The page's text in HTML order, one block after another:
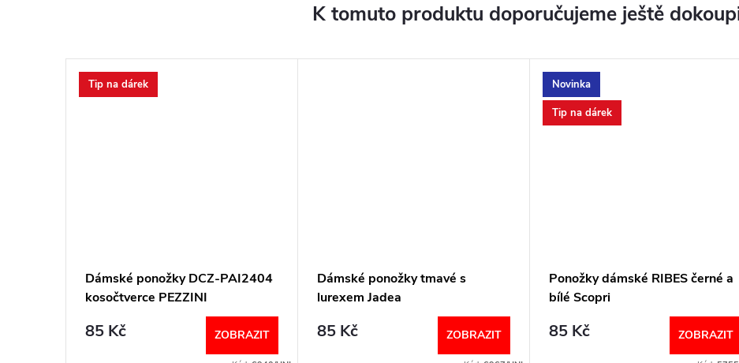
K tomuto produktu doporučujeme ještě
Tip na dárek
Dámské ponožky DCZ-PAI2404
kosočtverce PEZZINI
85 Kč ZOBRAZIT
Dámské ponožky tmavé s
lurexem Jadea
85 Kč ZOBRAZIT
Novinka
Tip na dárek
Ponožky dámské RIBES černé a
bílé Scopri
85 Kč ZOBRAZIT